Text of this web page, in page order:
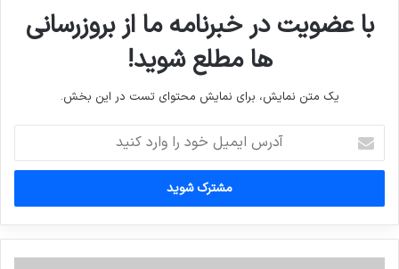
با عضویت در خبرنامه ما از بروزرسانی
ها مطلع شوید!
یک متن نمایش، برای نمایش محتوای تست در این بخش.
ایمیل
خود
وارد
کنید